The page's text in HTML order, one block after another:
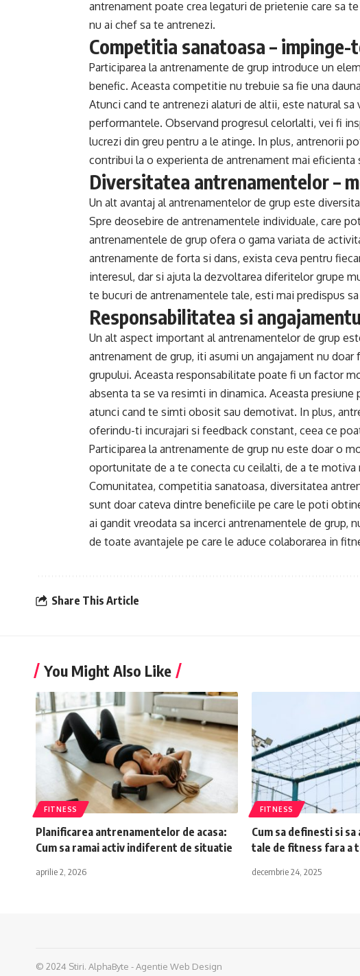
antrenament poate crea legaturi de prietenie care sa
nu ai chef sa te antrenezi.
Competitia sanatoasa –
Participarea la antrenamente de grup introduce un
benefic. Aceasta competitie nu trebuie sa fie una
Atunci cand te antrenezi alaturi de altii, este natural
performantele. Observand progresul celorlalti, vei fi
lucrezi din greu pentru a le atinge. In plus, antrenorii
contribui la o experienta de antrenament mai eficienta
Diversitatea antrenamentelor –
Un alt avantaj al antrenamentelor de grup este
Spre deosebire de antrenamentele individuale, care
antrenamentele de grup ofera o gama variata de
antrenamente de forta si dans, exista ceva pentru
interesul, dar si ajuta la dezvoltarea diferitelor grupe
te bucuri de antrenamentele tale, esti mai predispus
Responsabilitatea si
Un alt aspect important al antrenamentelor de grup
antrenament de grup, iti asumi un angajament nu
grupului. Aceasta responsabilitate poate fi un factor
absenta ta se va resimti in dinamica. Aceasta
atunci cand te simti obosit sau demotivat. In plus,
oferindu-ti incurajari si feedback constant, ceea ce
Participarea la antrenamente de grup nu este doar o
oportunitate de a te conecta cu ceilalti, de a te
Comunitatea, competitia sanatoasa, diversitatea
sunt doar cateva dintre beneficiile pe care le poti
ai gandit vreodata sa incerci antrenamentele de grup,
de toate avantajele pe care le aduce colaborarea in
Share This Article
You Might Also Like
FITNESS
Planificarea antrenamentelor de acasa:
Cum sa ramai activ indiferent de situatie
aprilie 2, 2026
FITNESS
Cum sa definesti si
tale de fitness fara a
decembrie 24, 2025
© 2024 Stiri. AlphaByte - Agentie Web Design